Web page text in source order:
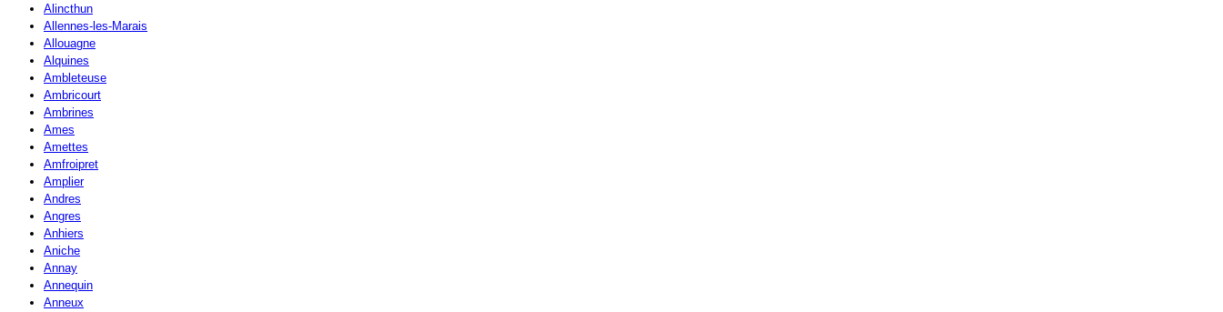
Alincthun
Allennes-les-Marais
Allouagne
Alquines
Ambleteuse
Ambricourt
Ambrines
Ames
Amettes
Amfroipret
Amplier
Andres
Angres
Anhiers
Aniche
Annay
Annequin
Anneux